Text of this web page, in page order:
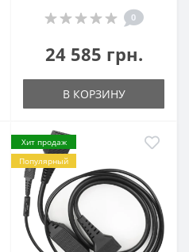
0
24 585 грн.
В КОРЗИНУ
Хит продаж
Популярный